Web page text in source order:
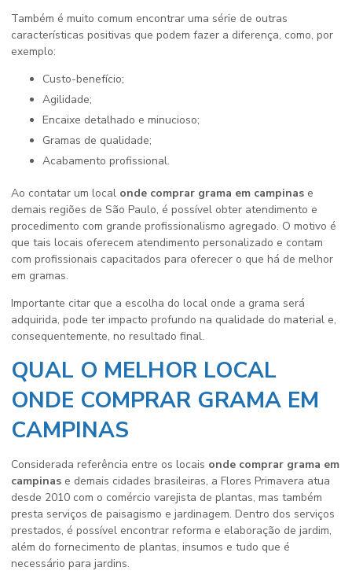
Também é muito comum encontrar uma série de outras
características positivas que podem fazer a diferença, como, por
exemplo:
custo-benefício;
agilidade;
encaixe detalhado e minucioso;
gramas de qualidade;
acabamento profissional.
Ao contatar um local onde comprar grama em campinas e
demais regiões de São Paulo, é possível obter atendimento e
procedimento com grande profissionalismo agregado. O motivo é
que tais locais oferecem atendimento personalizado e contam
com profissionais capacitados para oferecer o que há de melhor
em gramas.
Importante citar que a escolha do local onde a grama será
adquirida, pode ter impacto profundo na qualidade do material e,
consequentemente, no resultado final.
QUAL O MELHOR LOCAL
ONDE COMPRAR GRAMA EM
CAMPINAS
Considerada referência entre os locais onde comprar grama em
campinas e demais cidades brasileiras, a Flores Primavera atua
desde 2010 com o comércio varejista de plantas, mas também
presta serviços de paisagismo e jardinagem. Dentro dos serviços
prestados, é possível encontrar reforma e elaboração de jardim,
além do fornecimento de plantas, insumos e tudo que é
necessário para jardins.